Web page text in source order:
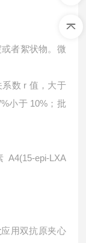
者絮状物。微
数 r 值，大于
小于 10%；批
A4(15-epi-LXA
应用双抗原夹心